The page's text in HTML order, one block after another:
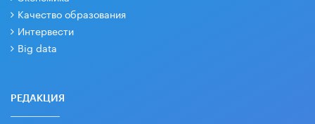
Качество образования
Интервести
Big data
РЕДАКЦИЯ